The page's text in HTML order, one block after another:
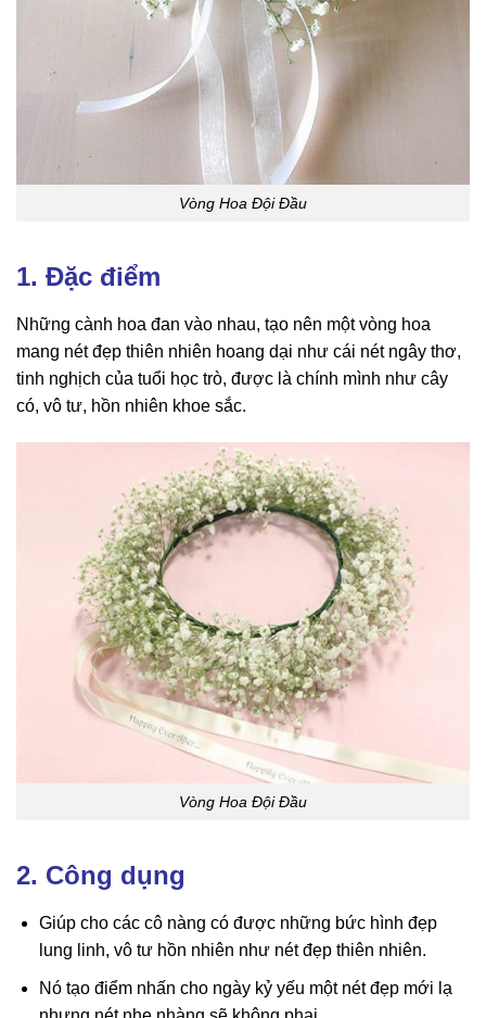
Vòng Hoa Đội Đầu
1. Đặc điểm
Những cành hoa đan vào nhau, tạo nên một vòng hoa
mang nét đẹp thiên nhiên hoang dại như cái nét ngây thơ,
tinh nghịch của tuổi học trò, được là chính mình như cây
có, vô tư, hồn nhiên khoe sắc.
Vòng Hoa Đội Đầu
2. Công dụng
Giúp cho các cô nàng có được những bức hình đẹp
lung linh, vô tư hồn nhiên như nét đẹp thiên nhiên.
Nó tạo điểm nhấn cho ngày kỷ yếu một nét đẹp mới lạ